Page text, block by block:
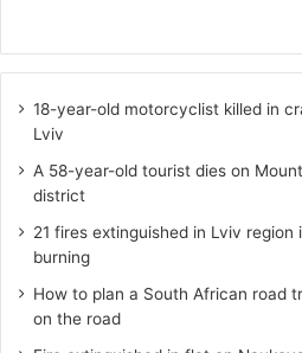
18-year-old motorcyclist killed in
Lviv
A 58-year-old tourist dies on
district
21 fires extinguished in Lviv
burning
How to plan a South African road
on the road